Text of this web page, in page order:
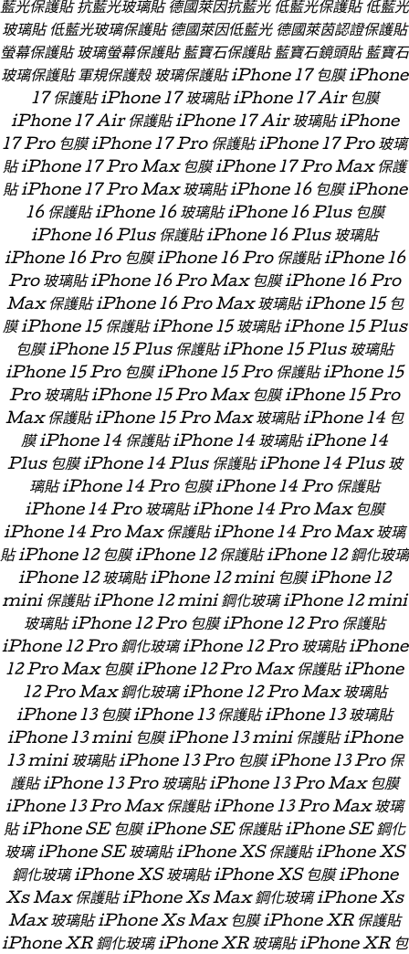
藍光保護貼 抗藍光玻璃貼 德國萊因抗藍光 低藍光保護貼 低藍光
玻璃貼 低藍光玻璃保護貼 德國萊因低藍光 德國萊茵認證保護貼
螢幕保護貼 玻璃螢幕保護貼 藍寶石保護貼 藍寶石鏡頭貼 藍寶石
玻璃保護貼 軍規保護殼 玻璃保護貼 iPhone 17 包膜 iPhone
17 保護貼 iPhone 17 玻璃貼 iPhone 17 Air 包膜
iPhone 17 Air 保護貼 iPhone 17 Air 玻璃貼 iPhone
17 Pro 包膜 iPhone 17 Pro 保護貼 iPhone 17 Pro 玻璃
貼 iPhone 17 Pro Max 包膜 iPhone 17 Pro Max 保護
貼 iPhone 17 Pro Max 玻璃貼 iPhone 16 包膜 iPhone
16 保護貼 iPhone 16 玻璃貼 iPhone 16 Plus 包膜
iPhone 16 Plus 保護貼 iPhone 16 Plus 玻璃貼
iPhone 16 Pro 包膜 iPhone 16 Pro 保護貼 iPhone 16
Pro 玻璃貼 iPhone 16 Pro Max 包膜 iPhone 16 Pro
Max 保護貼 iPhone 16 Pro Max 玻璃貼 iPhone 15 包
膜 iPhone 15 保護貼 iPhone 15 玻璃貼 iPhone 15 Plus
包膜 iPhone 15 Plus 保護貼 iPhone 15 Plus 玻璃貼
iPhone 15 Pro 包膜 iPhone 15 Pro 保護貼 iPhone 15
Pro 玻璃貼 iPhone 15 Pro Max 包膜 iPhone 15 Pro
Max 保護貼 iPhone 15 Pro Max 玻璃貼 iPhone 14 包
膜 iPhone 14 保護貼 iPhone 14 玻璃貼 iPhone 14
Plus 包膜 iPhone 14 Plus 保護貼 iPhone 14 Plus 玻
璃貼 iPhone 14 Pro 包膜 iPhone 14 Pro 保護貼
iPhone 14 Pro 玻璃貼 iPhone 14 Pro Max 包膜
iPhone 14 Pro Max 保護貼 iPhone 14 Pro Max 玻璃
貼 iPhone 12 包膜 iPhone 12 保護貼 iPhone 12 鋼化玻璃
iPhone 12 玻璃貼 iPhone 12 mini 包膜 iPhone 12
mini 保護貼 iPhone 12 mini 鋼化玻璃 iPhone 12 mini
玻璃貼 iPhone 12 Pro 包膜 iPhone 12 Pro 保護貼
iPhone 12 Pro 鋼化玻璃 iPhone 12 Pro 玻璃貼 iPhone
12 Pro Max 包膜 iPhone 12 Pro Max 保護貼 iPhone
12 Pro Max 鋼化玻璃 iPhone 12 Pro Max 玻璃貼
iPhone 13 包膜 iPhone 13 保護貼 iPhone 13 玻璃貼
iPhone 13 mini 包膜 iPhone 13 mini 保護貼 iPhone
13 mini 玻璃貼 iPhone 13 Pro 包膜 iPhone 13 Pro 保
護貼 iPhone 13 Pro 玻璃貼 iPhone 13 Pro Max 包膜
iPhone 13 Pro Max 保護貼 iPhone 13 Pro Max 玻璃
貼 iPhone SE 包膜 iPhone SE 保護貼 iPhone SE 鋼化
玻璃 iPhone SE 玻璃貼 iPhone XS 保護貼 iPhone XS
鋼化玻璃 iPhone XS 玻璃貼 iPhone XS 包膜 iPhone
Xs Max 保護貼 iPhone Xs Max 鋼化玻璃 iPhone Xs
Max 玻璃貼 iPhone Xs Max 包膜 iPhone XR 保護貼
iPhone XR 鋼化玻璃 iPhone XR 玻璃貼 iPhone XR 包